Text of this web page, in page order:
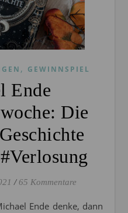
, GEWINNSPIEL
Ende
Die
/ 65 Kommentare